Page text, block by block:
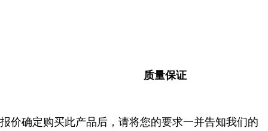
质量保证
报价确定购买此产品后，请将您的要求一并告知我们的